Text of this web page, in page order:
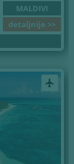
MALDIVI
detaljnije >>
airplanemode_active